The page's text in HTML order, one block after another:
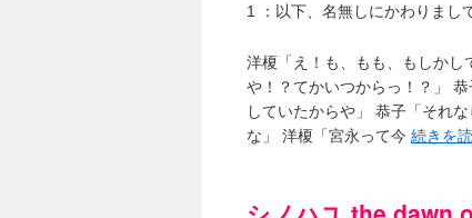
1 ：以下、名無しにかわりま
洋榎「え！も、もも、もしか
や！？てかいつからっ！？」
していたからや」 恭子「それ
な」 洋榎「宮永って今 続きを